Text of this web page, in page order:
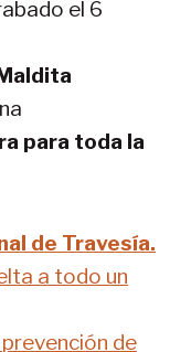
el 6
para toda la
de Travesía.
a todo un
de